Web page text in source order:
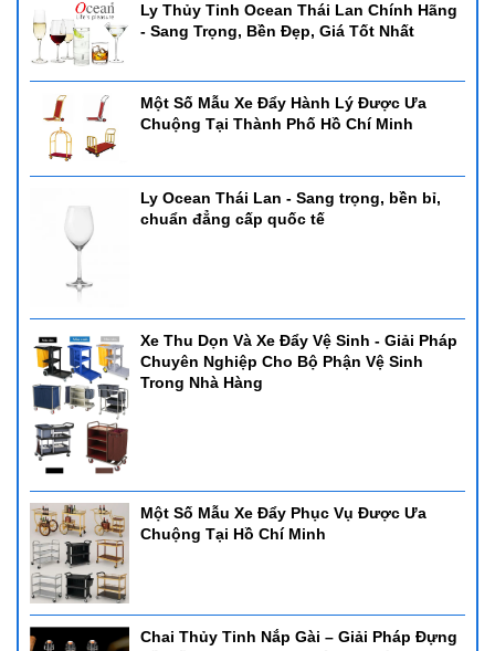
Ly Thủy Tinh Ocean Thái Lan Chính Hãng
- Sang Trọng, Bền Đẹp, Giá Tốt Nhất
Một Số Mẫu Xe Đẩy Hành Lý Được Ưa
Chuộng Tại Thành Phố Hồ Chí Minh
Ly Ocean Thái Lan - Sang trọng, bền bỉ,
chuẩn đẳng cấp quốc tế
Xe Thu Dọn Và Xe Đẩy Vệ Sinh - Giải Pháp
Chuyên Nghiệp Cho Bộ Phận Vệ Sinh
Trong Nhà Hàng
Một Số Mẫu Xe Đẩy Phục Vụ Được Ưa
Chuộng Tại Hồ Chí Minh
Chai Thủy Tinh Nắp Gài – Giải Pháp Đựng